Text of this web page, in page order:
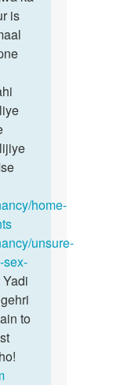
is
home-
unsure-
sex-
Yadi
to